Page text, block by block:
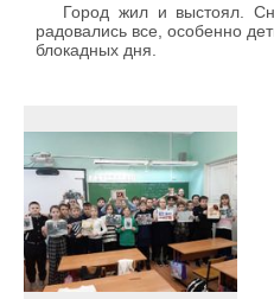
Город жил и выстоял.
радовались все, особенно
блокадных дня.